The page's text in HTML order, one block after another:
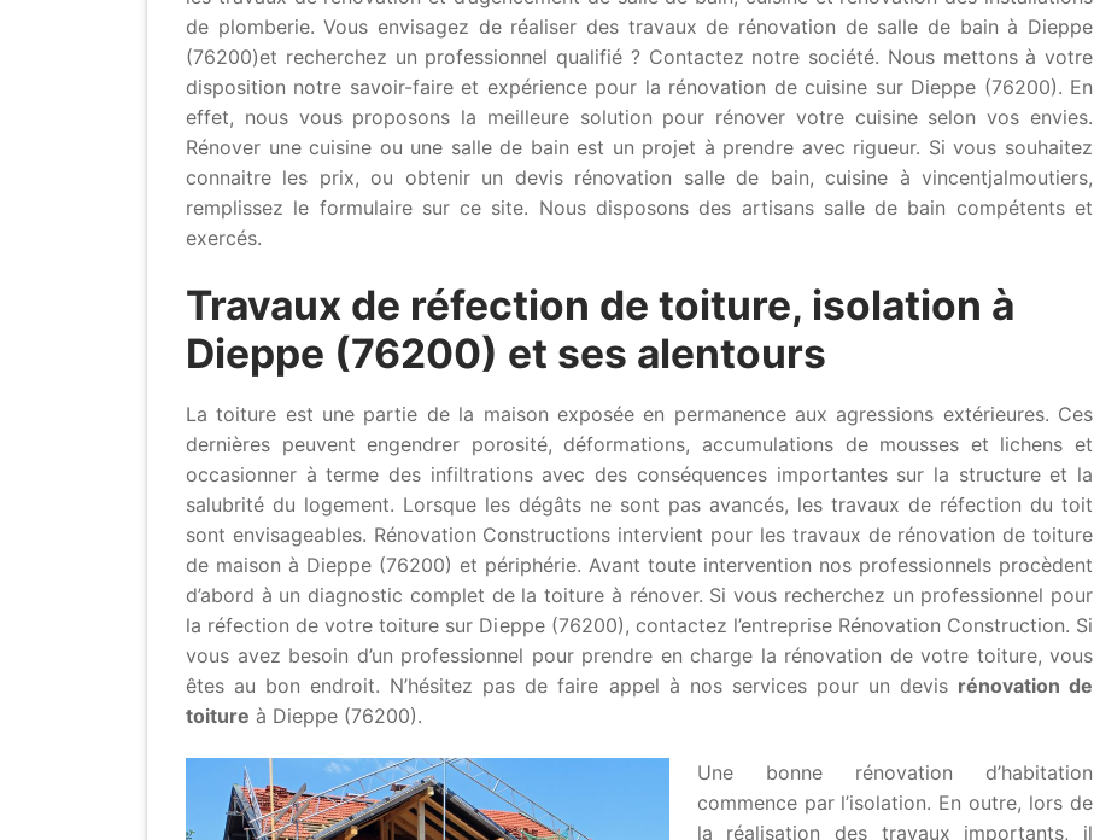
de plomberie. Vous envisagez de réaliser des travaux de rénovation de salle de bain à Dieppe
(76200)et recherchez un professionnel qualifié ? Contactez notre société. Nous mettons à votre
disposition notre savoir-faire et expérience pour la rénovation de cuisine sur Dieppe (76200). En
effet, nous vous proposons la meilleure solution pour rénover votre cuisine selon vos envies.
Rénover une cuisine ou une salle de bain est un projet à prendre avec rigueur. Si vous souhaitez
connaitre les prix, ou obtenir un devis rénovation salle de bain, cuisine à vincentjalmoutiers,
remplissez le formulaire sur ce site. Nous disposons des artisans salle de bain compétents et
exercés.
Travaux de réfection de toiture, isolation à
Dieppe (76200) et ses alentours
La toiture est une partie de la maison exposée en permanence aux agressions extérieures. Ces
dernières peuvent engendrer porosité, déformations, accumulations de mousses et lichens et
occasionner à terme des infiltrations avec des conséquences importantes sur la structure et la
salubrité du logement. Lorsque les dégâts ne sont pas avancés, les travaux de réfection du toit
sont envisageables. Rénovation Constructions intervient pour les travaux de rénovation de toiture
de maison à Dieppe (76200) et périphérie. Avant toute intervention nos professionnels procèdent
d’abord à un diagnostic complet de la toiture à rénover. Si vous recherchez un professionnel pour
la réfection de votre toiture sur Dieppe (76200), contactez l’entreprise Rénovation Construction. Si
vous avez besoin d’un professionnel pour prendre en charge la rénovation de votre toiture, vous
êtes au bon endroit. N’hésitez pas de faire appel à nos services pour un devis rénovation de
toiture à Dieppe (76200).
Une bonne rénovation d’habitation
commence par l’isolation. En outre, lors de
la réalisation des travaux importants, il